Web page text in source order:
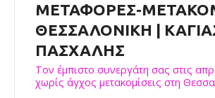
ΜΕΤΑΦΟΡΕΣ-
ΘΕΣΣΑΛΟΝΙΚΗ |
ΠΑΣΧΑΛΗΣ
Τον έμπιστο συνεργάτη σας στις
χωρίς άγχος μετακομίσεις στη